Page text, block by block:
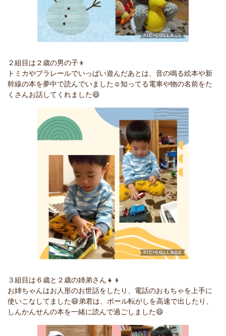
２組目は２歳の男の子👦
トミカやプラレールでいっぱい遊んだあとは、音の鳴る絵本や新
幹線の本を夢中で読んでいました☺️知ってる電車や物の名前をた
くさんお話してくれました😄
３組目は６歳と２歳の姉弟さん👧👦
お姉ちゃんはお人形のお世話をしたり、電話のおもちゃを上手に
使いこなしてました😄弟君は、ボール転がしを高速で出したり、
しんかんせんの本を一緒に読んで過ごしました😄